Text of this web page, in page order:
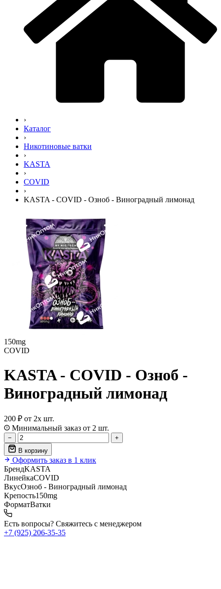
›
Каталог
›
Никотиновые ватки
›
KASTA
›
COVID
›
KASTA - COVID - Озноб - Виноградный лимонад
150mg
COVID
KASTA - COVID - Озноб -
Виноградный лимонад
200 ₽ от 2х шт.
Минимальный заказ от 2 шт.
−
+
В корзину
Оформить заказ в 1 клик
БрендKASTA
ЛинейкаCOVID
ВкусОзноб - Виноградный лимонад
Крепость150mg
ФорматВатки
Есть вопросы? Свяжитесь с менеджером
+7 (925) 206‑35‑35